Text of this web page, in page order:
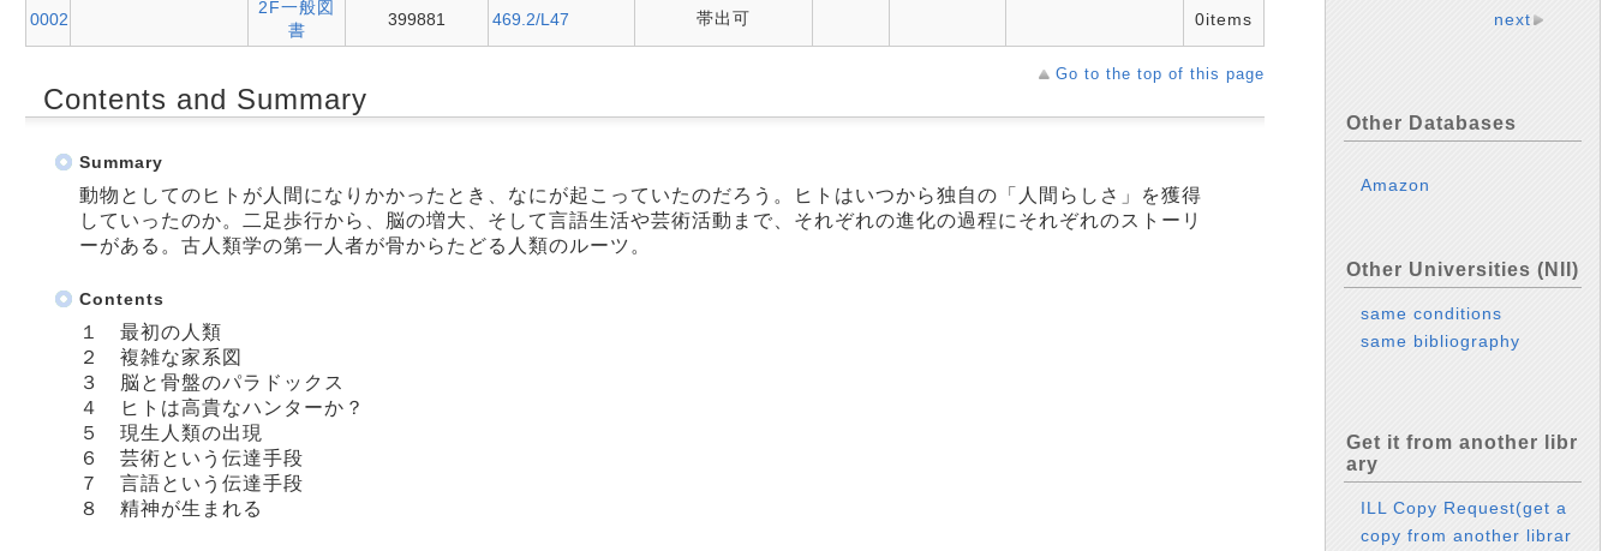
0002
2F一般図
書
399881 469.2/L47 帯出可 0items
Go to the top of this page
Contents and Summary
Summary
動物としてのヒトが人間になりかかったとき、なにが起こっていたのだろう。ヒトはいつから独自の「人間らしさ」を獲得
していったのか。二足歩行から、脳の増大、そして言語生活や芸術活動まで、それぞれの進化の過程にそれぞれのストーリ
ーがある。古人類学の第一人者が骨からたどる人類のルーツ。
Contents
１ 最初の人類
２ 複雑な家系図
３ 脳と骨盤のパラドックス
４ ヒトは高貴なハンターか？
５ 現生人類の出現
６ 芸術という伝達手段
７ 言語という伝達手段
８ 精神が生まれる
next
Other Databases
Amazon
Other Universities (NII)
same conditions
same bibliography
Get it from another libr
ary
ILL Copy Request(get a
copy from another librar